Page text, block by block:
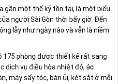
gần một thế kỷ tồn tại, là một biểu
người Sài Gòn thời bấy giờ. Đến
lẫy như ngày nào và vẫn là niềm
175 phòng được thiết kế rất sang
dịch vụ điều hòa nhiệt độ, áo
máy sấy tóc, bàn ủi, két sắt ở mỗi